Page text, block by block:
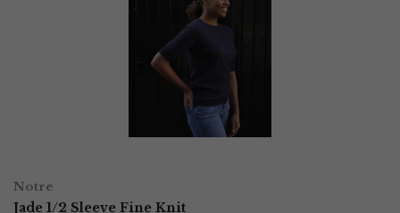
op
product
Notre
Jade 1/2 Sleeve Fine Knit